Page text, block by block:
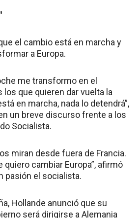
el cambio está en marcha y
a Europa.
me transformo en el
los que quieren dar vuelta la
en marcha, nada lo detendrá”,
un breve discurso frente a los
Socialista.
miran desde fuera de Francia.
quiero cambiar Europa”, afirmó
pasión el socialista.
Hollande anunció que su
será dirigirse a Alemania